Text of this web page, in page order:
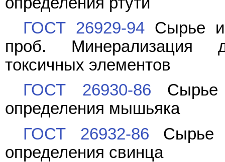
ГОСТ 26929-94Сырье и
проб. Минерализация
токсичных элементов
ГОСТ 26930-86 Сырье
определения мышьяка
ГОСТ 26932-86 Сырье
определения свинца